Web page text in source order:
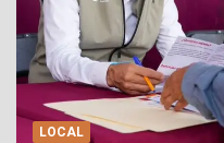
LOCAL